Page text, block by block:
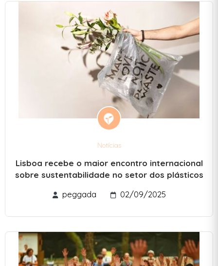
Notícias
Lisboa recebe o maior encontro internacional
sobre sustentabilidade no setor dos plásticos
peggada
02/09/2025